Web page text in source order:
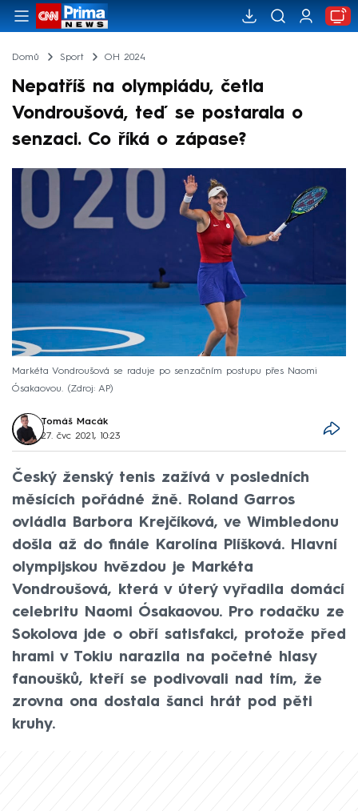
Domů Sport OH 2024
Nepatříš na olympiádu, četla
Vondroušová, teď se postarala o
senzaci. Co říká o zápase?
Markéta Vondroušová se raduje po senzačním postupu přes Naomi
Ósakaovou.
Zdroj: AP
Tomáš Macák
27. čvc 2021, 10:23
Český ženský tenis zažívá v posledních
měsících pořádné žně. Roland Garros
ovládla Barbora Krejčíková, ve Wimbledonu
došla až do finále Karolína Plíšková. Hlavní
olympijskou hvězdou je Markéta
Vondroušová, která v úterý vyřadila domácí
celebritu Naomi Ósakaovou. Pro rodačku ze
Sokolova jde o obří satisfakci, protože před
hrami v Tokiu narazila na početné hlasy
fanoušků, kteří se podivovali nad tím, že
zrovna ona dostala šanci hrát pod pěti
kruhy.